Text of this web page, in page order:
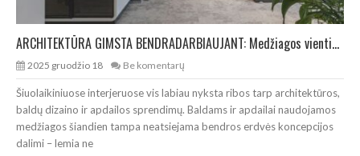
ARCHITEKTŪRA GIMSTA BENDRADARBIAUJANT: Medžiagos vientisiems interjerams
2025 gruodžio 18 Be komentarų
Šiuolaikiniuose interjeruose vis labiau nyksta ribos tarp architektūros,
baldų dizaino ir apdailos sprendimų. Baldams ir apdailai naudojamos
medžiagos šiandien tampa neatsiejama bendros erdvės koncepcijos
dalimi – lemia ne